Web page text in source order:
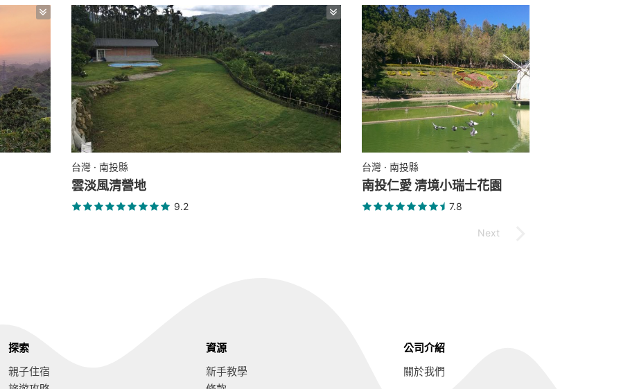
台灣 · 南投縣
雲淡風清營地
9.2
台灣 · 南投縣
南投仁愛 清境小瑞士花園
7.8
探索
親子住宿
資源
新手教學
公司介紹
關於我們